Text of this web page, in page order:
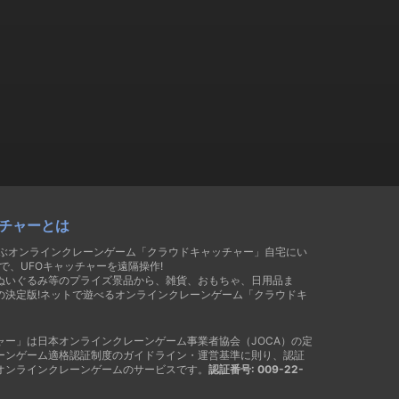
ャーとは
オンラインクレーンゲーム「クラウドキャッチャー」自宅にい
、UFOキャッチャーを遠隔操作!
いぐるみ等のプライズ景品から、雑貨、おもちゃ、日用品ま
決定版!ネットで遊べるオンラインクレーンゲーム「クラウドキ
ー」は日本オンラインクレーンゲーム事業者協会（JOCA）の定
ンゲーム適格認証制度のガイドライン・運営基準に則り、認証
ラインクレーンゲームのサービスです。 認証番号: 009-22-